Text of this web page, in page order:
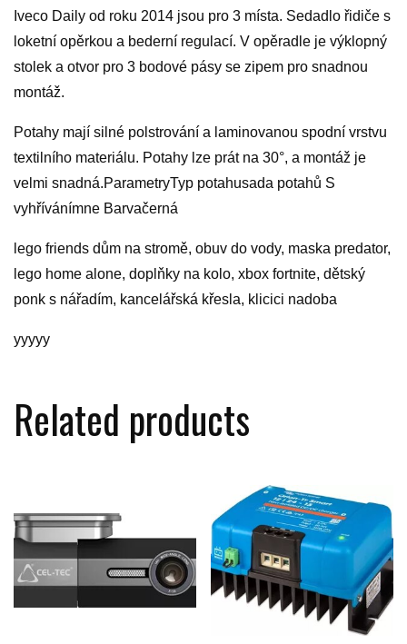
Iveco Daily od roku 2014 jsou pro 3 místa. Sedadlo řidiče s
loketní opěrkou a bederní regulací. V opěradle je výklopný
stolek a otvor pro 3 bodové pásy se zipem pro snadnou
montáž.
Potahy mají silné polstrování a laminovanou spodní vrstvu
textilního materiálu. Potahy lze prát na 30°, a montáž je
velmi snadná.ParametryTyp potahusada potahů S
vyhřívánímne Barvačerná
lego friends dům na stromě, obuv do vody, maska predator,
lego home alone, doplňky na kolo, xbox fortnite, dětský
ponk s nářadím, kancelářská křesla, klicici nadoba
yyyyy
Related products